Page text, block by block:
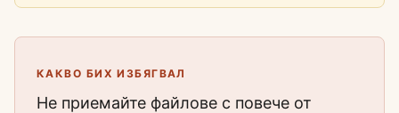
КАКВО БИХ ИЗБЯГВАЛ
Не приемайте файлове с повече от